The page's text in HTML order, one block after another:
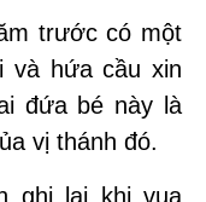
trước có một
và hứa cầu xin
đứa bé này là
vị thánh đó.
ghi lại khi vua